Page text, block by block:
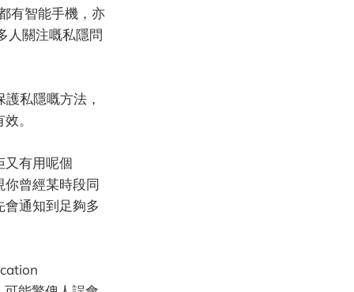
有智能手機，亦
人關注嘅私隱問
私隱嘅方法，
。
又有用呢個
曾經某時段同
通知到足夠多